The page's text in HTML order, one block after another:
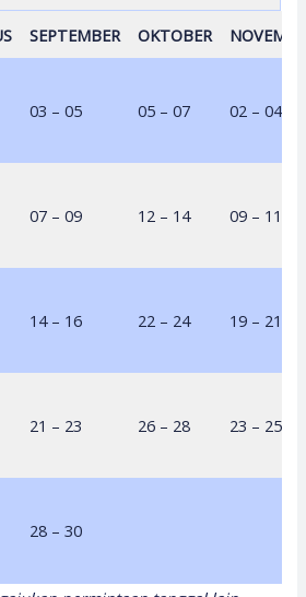
SEPTEMBER OKTOBER
03 – 05 05 – 07 02 – 04
07 – 09 12 – 14 09 – 11
14 – 16 22 – 24 19 – 21
21 – 23 26 – 28 23 – 25
28 – 30